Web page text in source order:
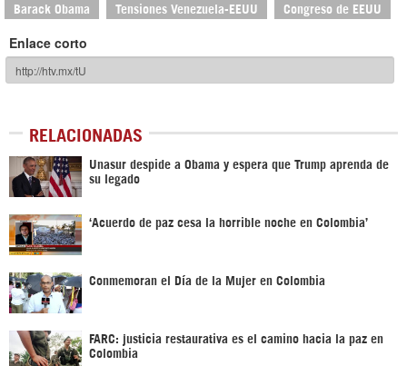
Barack Obama Tensiones Venezuela-EEUU Congreso de EEUU
Enlace corto
RELACIONADAS
Unasur despide a Obama y espera que Trump aprenda de
su legado
‘Acuerdo de paz cesa la horrible noche en Colombia’
Conmemoran el Día de la Mujer en Colombia
FARC: justicia restaurativa es el camino hacia la paz en
Colombia